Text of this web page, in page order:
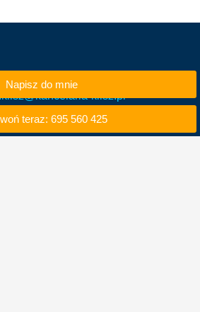
klisz.pl
Napisz do mnie
teraz: 695 560 425